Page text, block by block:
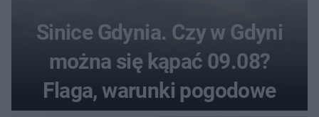
Sinice Gdynia. Czy w Gdyni
można się kąpać 09.08?
Flaga, warunki pogodowe